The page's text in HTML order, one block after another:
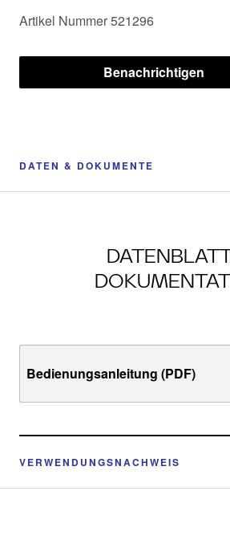
Artikel Nummer 521296
Benachrichtigen
DATEN & DOKUMENTE
Bedienungsanleitung (PDF)
VERWENDUNGSNACHWEIS